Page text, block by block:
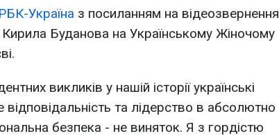
РБК-Україна з посиланням на відеозвернення
Буданова на Українському Жіночому
викликів у нашій історії українські
відповідальність та лідерство в абсолютно
безпека - не виняток. Я з гордістю